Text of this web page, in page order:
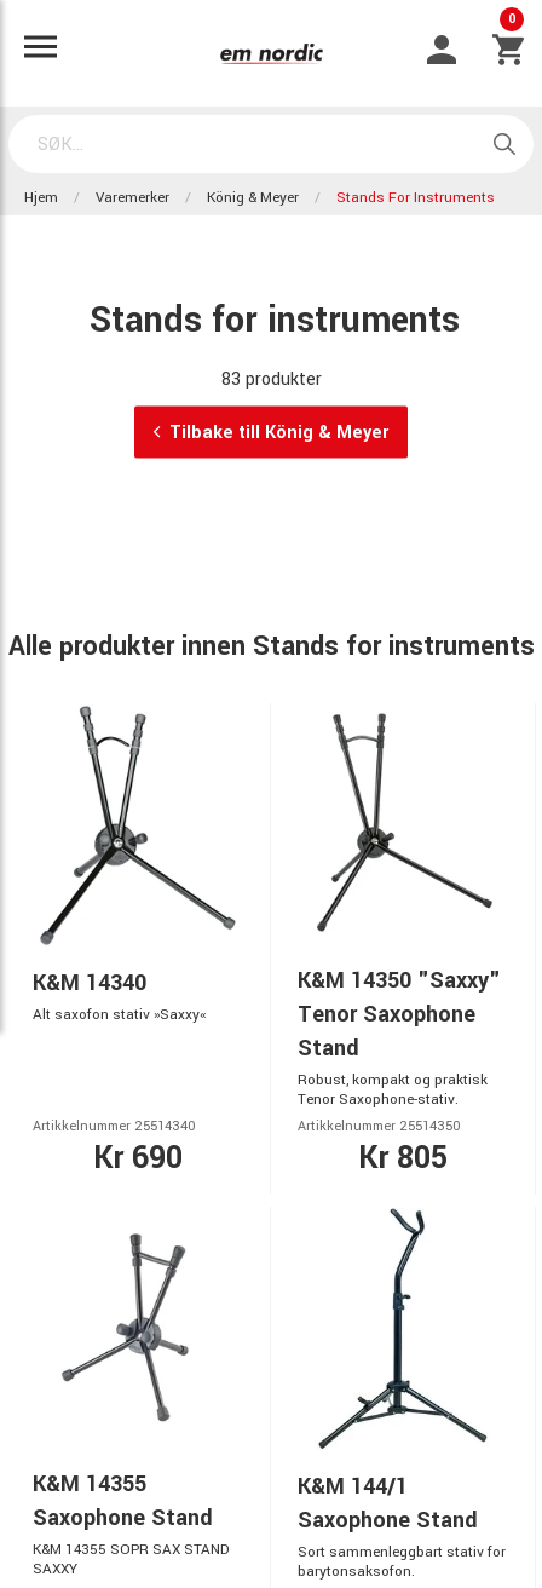
0
Hjem Varemerker König & Meyer Stands For Instruments
Stands for instruments
83 produkter
Tilbake till König & Meyer
Alle produkter innen Stands for instruments
K&M 14340
Alt saxofon stativ »Saxxy«
Artikkelnummer 25514340
Kr 690
K&M 14350 "Saxxy"
Tenor Saxophone
Stand
Robust, kompakt og praktisk
Tenor Saxophone-stativ.
Artikkelnummer 25514350
Kr 805
K&M 14355
Saxophone Stand
K&M 14355 SOPR SAX STAND
SAXXY
K&M 144/1
Saxophone Stand
Sort sammenleggbart stativ for
barytonsaksofon.